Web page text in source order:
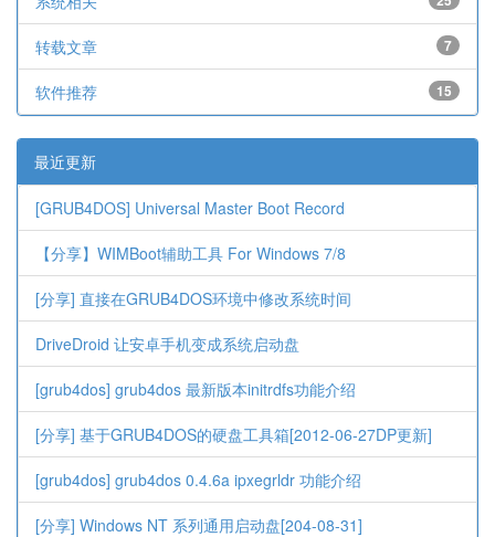
7
转载文章
15
软件推荐
最近更新
[GRUB4DOS] Universal Master Boot Record
【分享】WIMBoot辅助工具 For Windows 7/8
[分享] 直接在GRUB4DOS环境中修改系统时间
DriveDroid 让安卓手机变成系统启动盘
[grub4dos] grub4dos 最新版本initrdfs功能介绍
[分享] 基于GRUB4DOS的硬盘工具箱[2012-06-27DP更新]
[grub4dos] grub4dos 0.4.6a ipxegrldr 功能介绍
[分享] Windows NT 系列通用启动盘[204-08-31]